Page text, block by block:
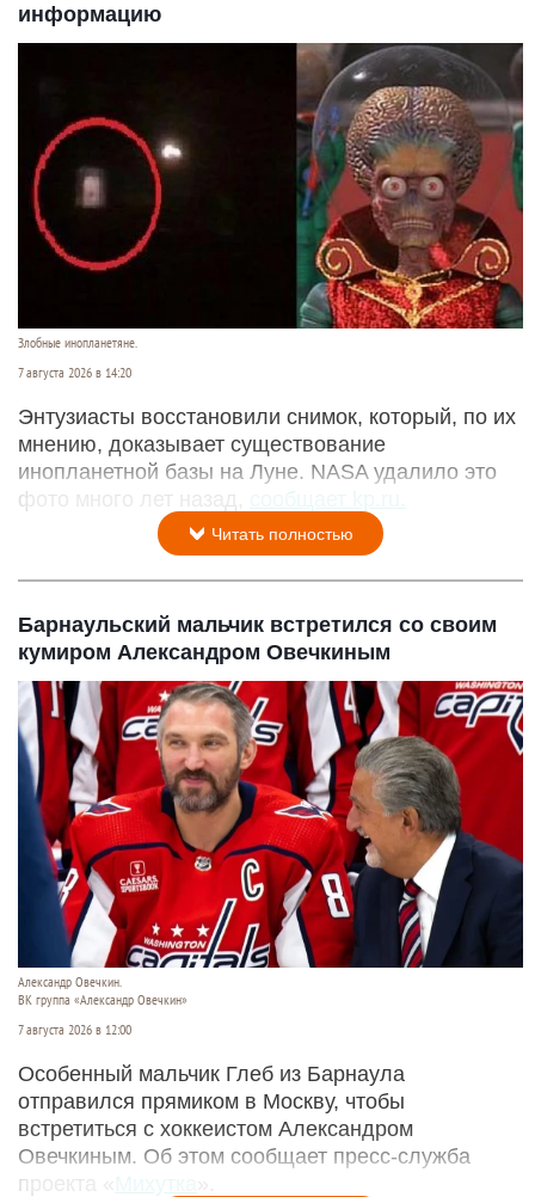
информацию
Злобные инопланетяне.
7 августа 2026 в 14:20
Энтузиасты восстановили снимок, который, по их
мнению, доказывает существование
инопланетной базы на Луне. NASA удалило это
фото много лет назад,
сообщает kp.ru.
Читать полностью
Барнаульский мальчик встретился со своим
кумиром Александром Овечкиным
Александр Овечкин.
ВК группа «Александр Овечкин»
7 августа 2026 в 12:00
Особенный мальчик Глеб из Барнаула
отправился прямиком в Москву, чтобы
встретиться с хоккеистом Александром
Овечкиным. Об этом сообщает пресс-служба
проекта « Михутка